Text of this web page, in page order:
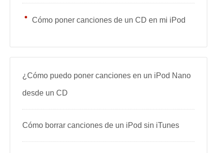
Cómo poner canciones de un CD en mi iPod
¿Cómo puedo poner canciones en un iPod Nano
desde un CD
Cómo borrar canciones de un iPod sin iTunes